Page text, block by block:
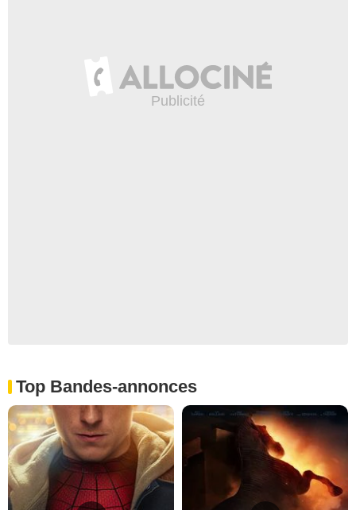
Top Bandes-annonces